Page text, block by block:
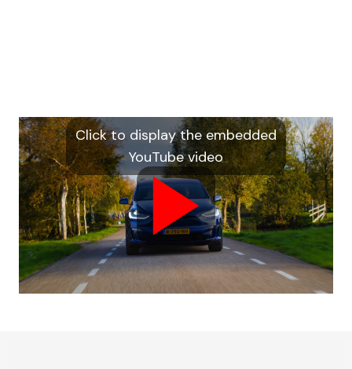
Click to display the embedded
YouTube video